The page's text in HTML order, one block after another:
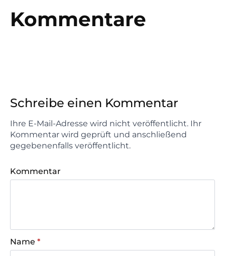
Kommentare
Schreibe einen Kommentar
Ihre E-Mail-Adresse wird nicht veröffentlicht. Ihr
Kommentar wird geprüft und anschließend
gegebenenfalls veröffentlicht.
Kommentar
Name *